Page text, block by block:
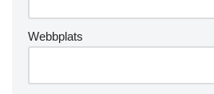
Webbplats